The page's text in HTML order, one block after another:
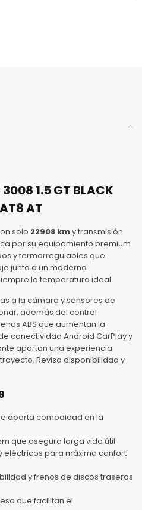
1.5 GT BLACK
AT
solo 22908 kmy transmisión
por su equipamiento premium
y termorregulables que
junto a un moderno
la temperatura ideal.
a la cámara y sensores de
además del control
ABS que aumentan la
conectividad Android CarPlay y
aportan una experiencia
Revisa disponibilidad y
aporta comodidad en la
que asegura larga vida útil
eléctricos para máximo confort
y frenos de discos traseros
que facilitan el